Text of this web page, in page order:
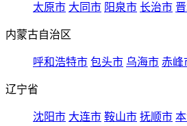
太原市 大同市 阳泉市 长治市
内蒙古自治区
呼和浩特市 包头市 乌海市 赤峰
辽宁省
沈阳市 大连市 鞍山市 抚顺市